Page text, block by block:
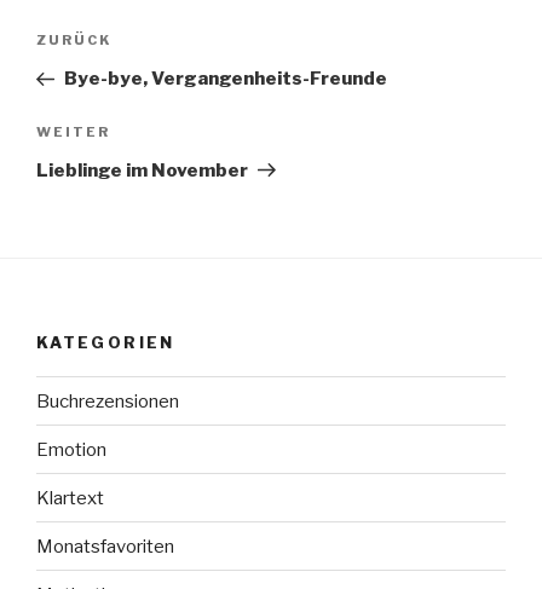
Beitragsnavigation
Vorheriger
Beitrag
ZURÜCK
Bye-bye, Vergangenheits-Freunde
Nächster
Beitrag
WEITER
Lieblinge im November
KATEGORIEN
Buchrezensionen
Emotion
Klartext
Monatsfavoriten